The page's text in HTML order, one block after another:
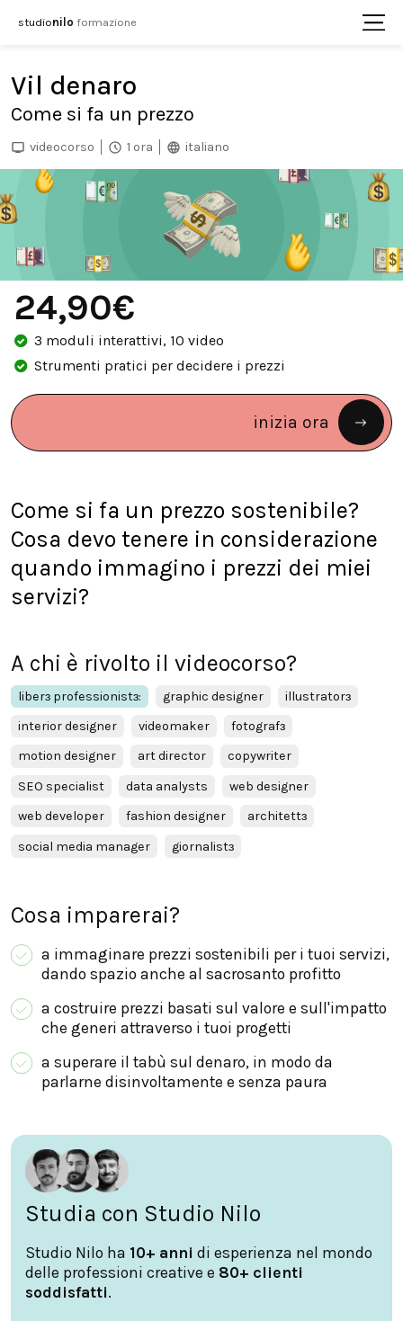
studionilo formazione
Vil denaro
Come si fa un prezzo
videocorso 1 ora italiano
24,90€
3 moduli interattivi, 10 video
Strumenti pratici per decidere i prezzi
inizia ora
Come si fa un prezzo sostenibile?
Cosa devo tenere in considerazione
quando immagino i prezzi dei miei
servizi?
A chi è rivolto il videocorso?
liberɜ professionistɜ: graphic designer
illustratorɜ
interior designer
videomaker
fotografɜ
motion designer
art director
copywriter
SEO specialist
data analysts
web designer
web developer
fashion designer
architettɜ
social media manager
giornalistɜ
Cosa imparerai?
a immaginare prezzi sostenibili per i tuoi servizi,
dando spazio anche al sacrosanto profitto
a costruire prezzi basati sul valore e sull'impatto
che generi attraverso i tuoi progetti
a superare il tabù sul denaro, in modo da
parlarne disinvoltamente e senza paura
Studia con Studio Nilo
Studio Nilo ha 10+ anni di esperienza nel mondo
delle professioni creative e 80+ clienti
soddisfatti.